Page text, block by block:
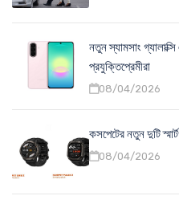
নতুন স্যামসাং
প্রযুক্তিপ্রেমীরা
08/04/2026
কসপেটের নতুন দুটি
08/04/2026